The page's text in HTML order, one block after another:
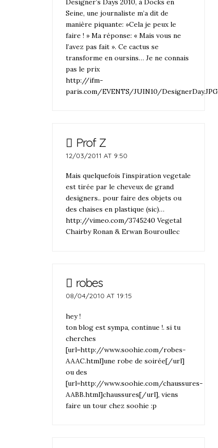
Seine, une journaliste m’a dit de
manière piquante: »Cela je peux le
faire ! » Ma réponse: « Mais vous ne
l’avez pas fait ». Ce cactus se
transforme en oursins… Je ne connais
pas le prix
http://ifm-
paris.com/EVENTS/JUIN10/DesignerDay.JPG
Prof Z
12/03/2011 AT 9:50
Mais quelquefois l’inspiration vegetale
est tirée par le cheveux de grand
designers.. pour faire des objets ou
des chaises en plastique (sic)…
http://vimeo.com/3745240 Vegetal
Chairby Ronan & Erwan Bouroullec
robes
08/04/2010 AT 19:15
hey !
ton blog est sympa, continue !. si tu
cherches
[url=http://www.soohie.com/robes-
AAAC.html]une robe de soirée[/url]
ou des
[url=http://www.soohie.com/chaussures-
AABB.html]chaussures[/url], viens
faire un tour chez soohie :p